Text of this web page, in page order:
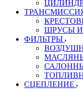
ШРУСЫ
ФИЛЬТРЫ
СЦЕПЛЕНИЕ